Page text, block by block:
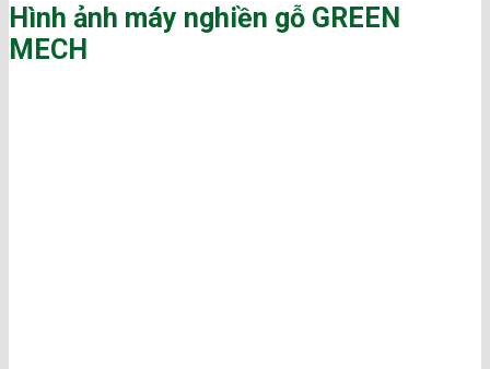
Hình ảnh máy nghiền gỗ GREEN
MECH